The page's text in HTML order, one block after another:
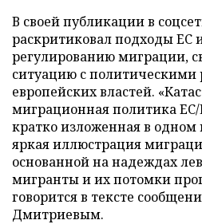
В своей публикации в
раскритиковал подходы ЕС
регулированию миграции,
ситуацию с
европейских властей.
миграционная политика
кратко изложенная в одном
яркая иллюстрация
основанной на надеждах
мигранты и их потомки
говорится в тексте
Дмитриевым.